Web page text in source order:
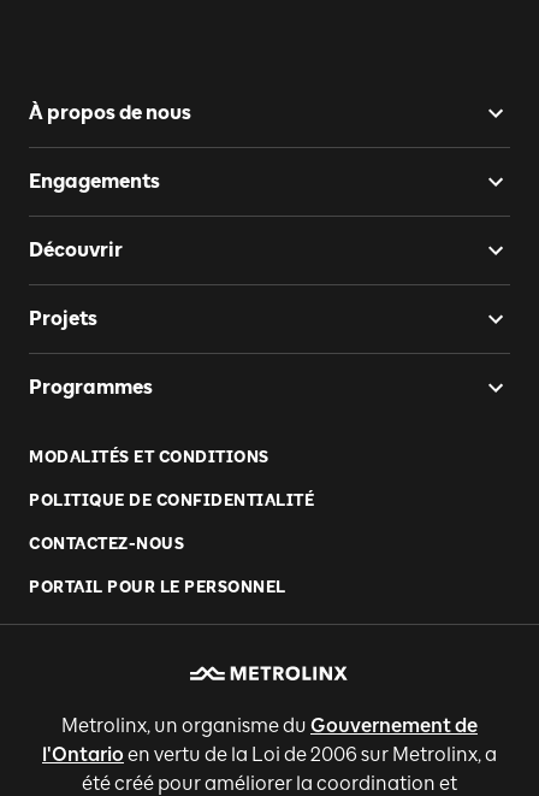
À propos de nous
Engagements
Découvrir
Projets
Programmes
MODALITÉS ET CONDITIONS
POLITIQUE DE CONFIDENTIALITÉ
CONTACTEZ-NOUS
PORTAIL POUR LE PERSONNEL
Metrolinx, un organisme du Gouvernement de
l'Ontario en vertu de la Loi de 2006 sur Metrolinx, a
été créé pour améliorer la coordination et